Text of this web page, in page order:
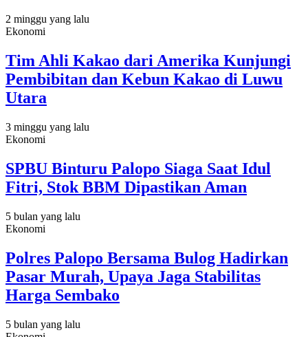
2 minggu yang lalu
Ekonomi
Tim Ahli Kakao dari Amerika Kunjungi
Pembibitan dan Kebun Kakao di Luwu
Utara
3 minggu yang lalu
Ekonomi
SPBU Binturu Palopo Siaga Saat Idul
Fitri, Stok BBM Dipastikan Aman
5 bulan yang lalu
Ekonomi
Polres Palopo Bersama Bulog Hadirkan
Pasar Murah, Upaya Jaga Stabilitas
Harga Sembako
5 bulan yang lalu